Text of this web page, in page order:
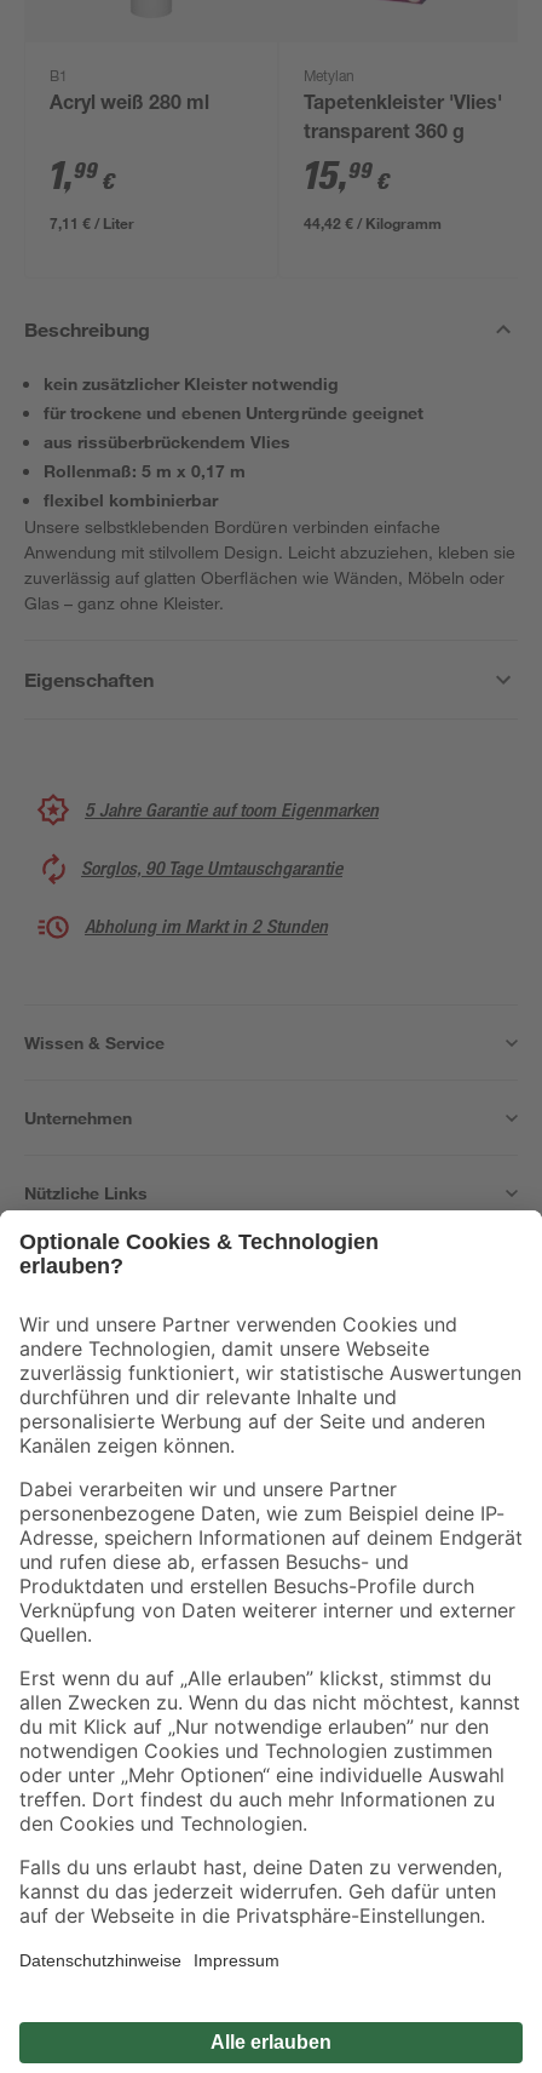
B1
Acryl weiß 280 ml
1,99 €
7,11 € / Liter
Metylan
Tapetenkleister 'Vlies'
transparent 360 g
15,99 €
44,42 € / Kilogramm
Beschreibung
kein zusätzlicher Kleister notwendig
für trockene und ebenen Untergründe geeignet
aus rissüberbrückendem Vlies
Rollenmaß: 5 m x 0,17 m
flexibel kombinierbar
Unsere selbstklebenden Bordüren verbinden einfache
Anwendung mit stilvollem Design. Leicht abzuziehen, kleben sie
zuverlässig auf glatten Oberflächen wie Wänden, Möbeln oder
Glas – ganz ohne Kleister.
Eigenschaften
5 Jahre Garantie auf toom Eigenmarken
Sorglos, 90 Tage Umtauschgarantie
Abholung im Markt in 2 Stunden
Wissen & Service
Unternehmen
Nützliche Links
Der toom Newsletter: Keine Angebote und Aktionen mehr verpassen!
Zur Newsletter Anmeldung
Folge uns
Zahlungsarten Versandarten
Sicher einkaufen
Jetzt die toom-App herunterladen
Alle Preisangaben in EUR inkl. gesetzl. MwSt.. Die dargestellten Angebote sind unter
Umständen nicht in allen Märkten verfügbar. Die angegebenen Verfügbarkeiten beziehen
Produkte nur solange der Vorrat reicht.
*Paketversand ab 59 € versandkostenfrei, gilt nicht für Artikel mit Speditionsversand, hier
Privatsphäre Impressum
Nutzungsbedingungen
Widerrufsrecht Vertrag widerrufen